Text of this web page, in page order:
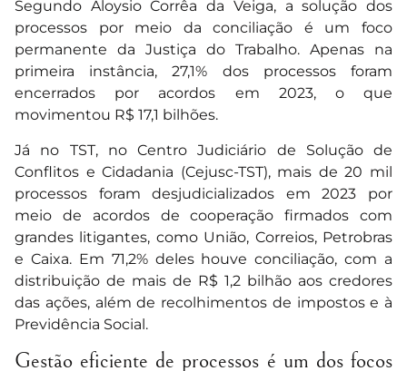
Segundo Aloysio Corrêa da Veiga, a solução dos
processos por meio da conciliação é um foco
permanente da Justiça do Trabalho. Apenas na
primeira instância, 27,1% dos processos foram
encerrados por acordos em 2023, o que
movimentou R$ 17,1 bilhões.
Já no TST, no Centro Judiciário de Solução de
Conflitos e Cidadania (Cejusc-TST), mais de 20 mil
processos foram desjudicializados em 2023 por
meio de acordos de cooperação firmados com
grandes litigantes, como União, Correios, Petrobras
e Caixa. Em 71,2% deles houve conciliação, com a
distribuição de mais de R$ 1,2 bilhão aos credores
das ações, além de recolhimentos de impostos e à
Previdência Social.
Gestão eficiente de processos é um dos focos